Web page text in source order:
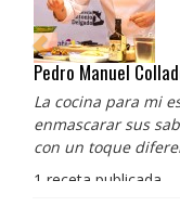
Pedro Manuel
La cocina para mi
enmascarar sus
con un toque
1 receta publicada